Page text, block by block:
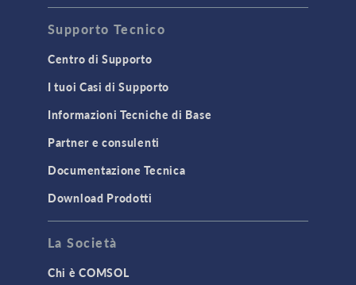
Supporto Tecnico
Centro di Supporto
I tuoi Casi di Supporto
Informazioni Tecniche di Base
Partner e consulenti
Documentazione Tecnica
Download Prodotti
La Società
Chi è COMSOL